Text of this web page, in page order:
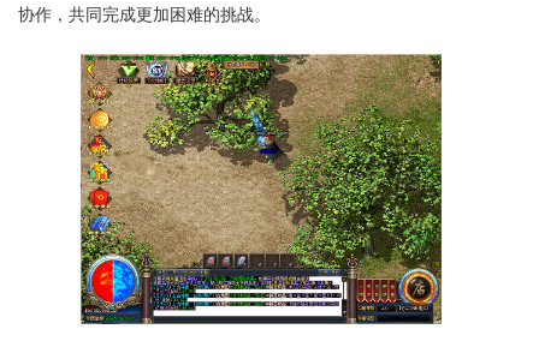
协作，共同完成更加困难的挑战。